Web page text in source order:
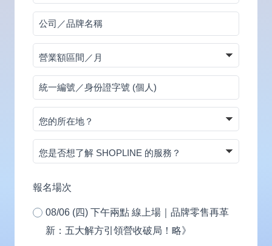
碼
公
司
／
品
牌
名
稱
營
業
額
區
間
／
月
統
一
編
號
／
份
證
您
的
所
在
地？
您
是
了
報名場次
08/06 (四) 下午兩點 線上場｜品牌零售再革
新：五大解方引領營收破局！略》